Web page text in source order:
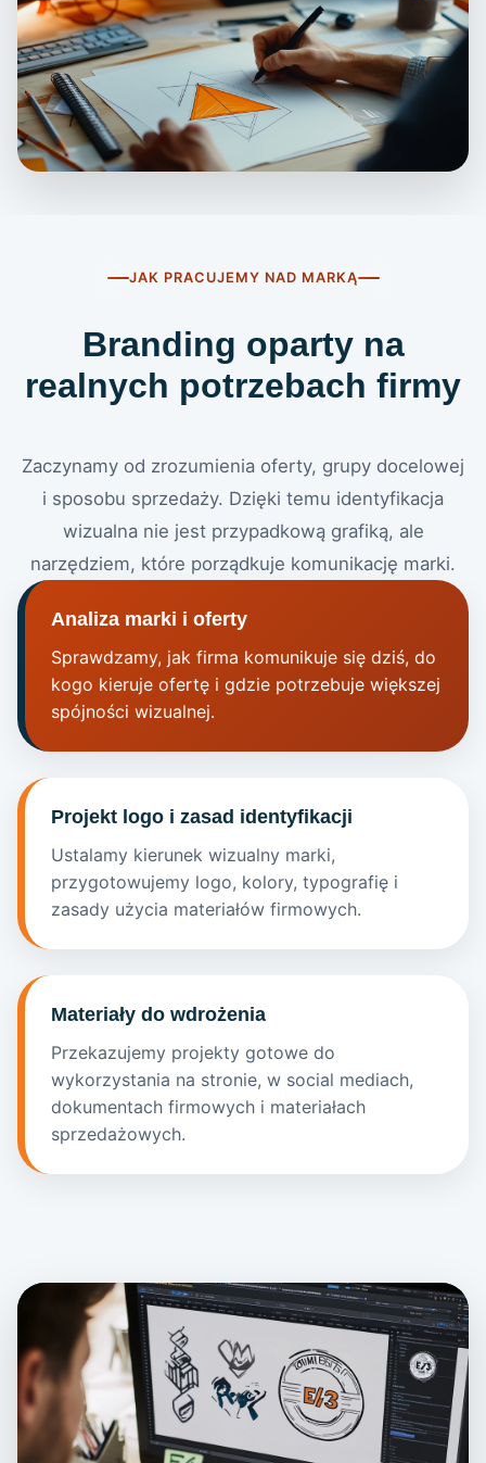
JAK PRACUJEMY NAD MARKĄ
Branding oparty na
realnych potrzebach firmy
Zaczynamy od zrozumienia oferty, grupy docelowej
i sposobu sprzedaży. Dzięki temu identyfikacja
wizualna nie jest przypadkową grafiką, ale
narzędziem, które porządkuje komunikację marki.
Analiza marki i oferty
Sprawdzamy, jak firma komunikuje się dziś, do
kogo kieruje ofertę i gdzie potrzebuje większej
spójności wizualnej.
Projekt logo i zasad identyfikacji
Ustalamy kierunek wizualny marki,
przygotowujemy logo, kolory, typografię i
zasady użycia materiałów firmowych.
Materiały do wdrożenia
Przekazujemy projekty gotowe do
wykorzystania na stronie, w social mediach,
dokumentach firmowych i materiałach
sprzedażowych.